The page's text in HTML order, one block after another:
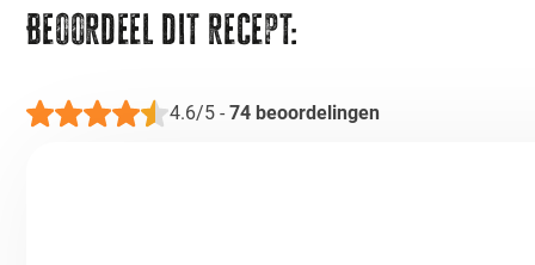
Beoordeel dit recept:
4.6/5- 74beoordelingen